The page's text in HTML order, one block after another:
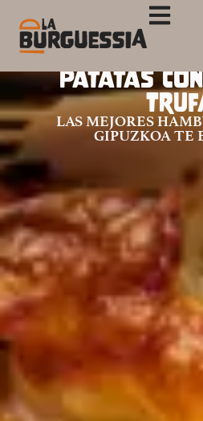
Patatas
LAS MEJORES
GIPUZKOA TE